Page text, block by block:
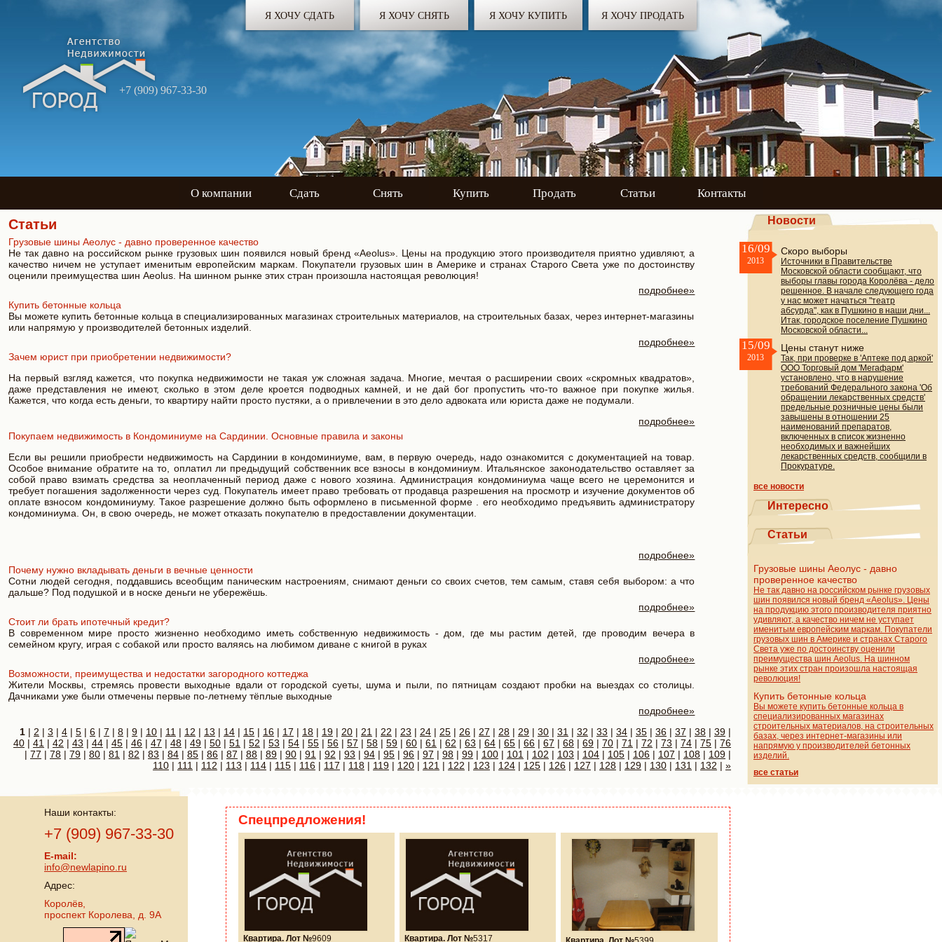
Я ХОЧУ СДАТЬ Я ХОЧУ СНЯТЬ Я ХОЧУ КУПИТЬ Я ХОЧУ ПРОДАТЬ
+7 (909) 967-33-30
О компании Сдать Снять Купить Продать Статьи Контакты
Статьи
Грузовые шины Аеолус - давно проверенное качество
Не так давно на российском рынке грузовых шин появился новый бренд «Aeolus». Цены на продукцию этого производителя приятно удивляют, а
качество ничем не уступает именитым европейским маркам. Покупатели грузовых шин в Америке и странах Старого Света уже по достоинству
оценили преимущества шин Aeolus. На шинном рынке этих стран произошла настоящая революция!
подробнее»
Купить бетонные кольца
Вы можете купить бетонные кольца в специализированных магазинах строительных материалов, на строительных базах, через интернет-магазины
или напрямую у производителей бетонных изделий.
подробнее»
Зачем юрист при приобретении недвижимости?
На первый взгляд кажется, что покупка недвижимости не такая уж сложная задача. Многие, мечтая о расширении своих «скромных квадратов»,
даже представления не имеют, сколько в этом деле кроется подводных камней, и не дай бог пропустить что-то важное при покупке жилья.
Кажется, что когда есть деньги, то квартиру найти просто пустяки, а о привлечении в это дело адвоката или юриста даже не подумали.
подробнее»
Покупаем недвижимость в Кондоминиуме на Сардинии. Основные правила и законы
Если вы решили приобрести недвижимость на Сардинии в кондоминиуме, вам, в первую очередь, надо ознакомится с документацией на товар.
Особое внимание обратите на то, оплатил ли предыдущий собственник все взносы в кондоминиум. Итальянское законодательство оставляет за
собой право взимать средства за неоплаченный период даже с нового хозяина. Администрация кондоминиума чаще всего не церемонится и
требует погашения задолженности через суд. Покупатель имеет право требовать от продавца разрешения на просмотр и изучение документов об
оплате взносом кондоминиуму. Такое разрешение должно быть оформлено в письменной форме . его необходимо предъявить администратору
кондоминиума. Он, в свою очередь, не может отказать покупателю в предоставлении документации.
подробнее»
Почему нужно вкладывать деньги в вечные ценности
Сотни людей сегодня, поддавшись всеобщим паническим настроениям, снимают деньги со своих счетов, тем самым, ставя себя выбором: а что
дальше? Под подушкой и в носке деньги не убережёшь.
подробнее»
Стоит ли брать ипотечный кредит?
В современном мире просто жизненно необходимо иметь собственную недвижимость - дом, где мы растим детей, где проводим вечера в
семейном кругу, играя с собакой или просто валяясь на любимом диване с книгой в руках
подробнее»
Возможности, преимущества и недостатки загородного коттеджа
Жители Москвы, стремясь провести выходные вдали от городской суеты, шума и пыли, по пятницам создают пробки на выездах со столицы.
Дачниками уже были отмечены первые по-летнему тёплые выходные
подробнее»
1 | 2 | 3 | 4 | 5 | 6 | 7 | 8 | 9 | 10 | 11 | 12 | 13 | 14 | 15 | 16 | 17 | 18 | 19 | 20 | 21 | 22 | 23 | 24 | 25 | 26 | 27 | 28 | 29 | 30 | 31 | 32 | 33 | 34 | 35 | 36 | 37 | 38 | 39 |
40 | 41 | 42 | 43 | 44 | 45 | 46 | 47 | 48 | 49 | 50 | 51 | 52 | 53 | 54 | 55 | 56 | 57 | 58 | 59 | 60 | 61 | 62 | 63 | 64 | 65 | 66 | 67 | 68 | 69 | 70 | 71 | 72 | 73 | 74 | 75 | 76
| 77 | 78 | 79 | 80 | 81 | 82 | 83 | 84 | 85 | 86 | 87 | 88 | 89 | 90 | 91 | 92 | 93 | 94 | 95 | 96 | 97 | 98 | 99 | 100 | 101 | 102 | 103 | 104 | 105 | 106 | 107 | 108 | 109 |
110 | 111 | 112 | 113 | 114 | 115 | 116 | 117 | 118 | 119 | 120 | 121 | 122 | 123 | 124 | 125 | 126 | 127 | 128 | 129 | 130 | 131 | 132 | »
Новости
16/09
2013
Скоро выборы
Источники в Правительстве
Московской области сообщают, что
выборы главы города Королёва - дело
решенное. В начале следующего года
у нас может начаться "театр
абсурда", как в Пушкино в наши дни...
Итак, городское поселение Пушкино
Московской области...
15/09
2013
Цены станут ниже
Так, при проверке в 'Аптеке под аркой'
ООО Торговый дом 'Мегафарм'
установлено, что в нарушение
требований Федерального закона 'Об
обращении лекарственных средств'
предельные розничные цены были
завышены в отношении 25
наименований препаратов,
включенных в список жизненно
необходимых и важнейших
лекарственных средств, сообщили в
Прокуратуре.
все новости
Интересно
Статьи
Грузовые шины Аеолус - давно
проверенное качество
Не так давно на российском рынке грузовых
шин появился новый бренд «Aeolus». Цены
на продукцию этого производителя приятно
удивляют, а качество ничем не уступает
именитым европейским маркам. Покупатели
грузовых шин в Америке и странах Старого
Света уже по достоинству оценили
преимущества шин Aeolus. На шинном
рынке этих стран произошла настоящая
революция!
Купить бетонные кольца
Вы можете купить бетонные кольца в
специализированных магазинах
строительных материалов, на строительных
базах, через интернет-магазины или
напрямую у производителей бетонных
изделий.
все статьи
Наши контакты:
+7 (909) 967-33-30
E-mail:
info@newlapino.ru
Адрес:
Королёв,
проспект Королева, д. 9А
Спецпредложения!
Квартира. Лот №9609 Квартира. Лот №5317